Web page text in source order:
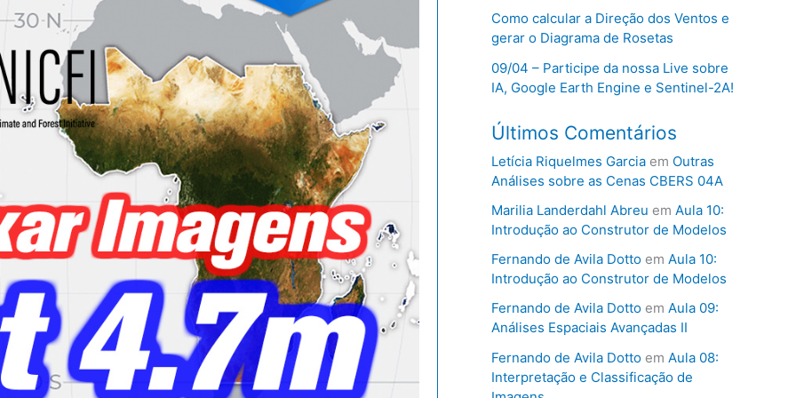
Como calcular a Direção dos Ventos e
gerar o Diagrama de Rosetas
09/04 – Participe da nossa Live sobre
IA, Google Earth Engine e Sentinel-2A!
Últimos Comentários
Letícia Riquelmes Garciaem Outras
Análises sobre as Cenas CBERS 04A
Marilia Landerdahl Abreu em Aula 10:
Introdução ao Construtor de Modelos
Fernando de Avila Dottoem Aula 10:
Introdução ao Construtor de Modelos
Fernando de Avila Dottoem Aula 09:
Análises Espaciais Avançadas II
Fernando de Avila Dottoem Aula 08:
Interpretação e Classificação de